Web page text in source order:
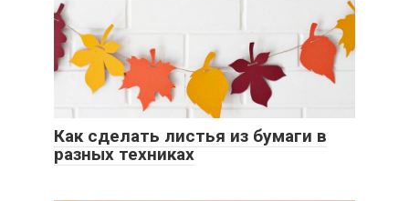
Как сделать листья из бумаги в
разных техниках